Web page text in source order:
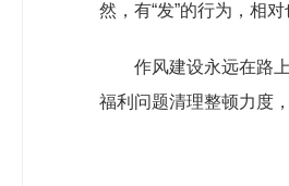
然，有“发”的行为，相
作风建设永远在路
福利问题清理整顿力度